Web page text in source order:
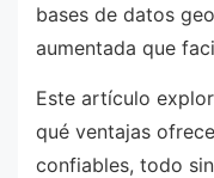
bases de datos
aumentada que
Este artículo
qué ventajas
confiables, todo